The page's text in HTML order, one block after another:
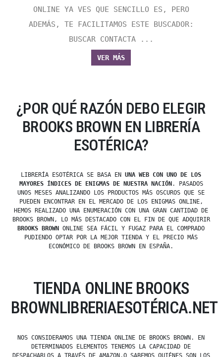
ONLINE YA VES QUE SENCILLO ES, PERO
ADEMÁS, TE FACILITAMOS ESTE BUSCADOR:
BUSCAR CONTACTA ...
VER MÁS
¿POR QUÉ RAZÓN DEBO ELEGIR
BROOKS BROWN EN LIBRERÍA
ESOTÉRICA?
LIBRERÍA ESOTÉRICA SE BASA EN UNA WEB CON UNO DE LOS
MAYORES ÍNDICES DE ENIGMAS DE NUESTRA NACIÓN . PASADOS
UNOS MESES ANALIZANDO LOS PRODUCTOS MÁS OSCUROS QUE SE
PUEDEN ENCONTRAR EN EL MERCADO DE LOS ENIGMAS ONLINE,
HEMOS REALIZADO UNA ENUMERACIÓN CON UNA GRAN CANTIDAD DE
BROOKS BROWN, LO MÁS DESTACADO CON EL FIN DE QUE ADQUIRIR
BROOKS BROWN
ONLINE SEA FÁCIL Y FUGAZ PARA EL COMPRADO
PUDIENDO OPTAR POR LA MEJOR TIENDA Y EL PRECIO MÁS
ECONÓMICO DE BROOKS BROWN EN ESPAÑA.
TIENDA ONLINE BROOKS
BROWNLIBRERIAESOTÉRICA.NET
NOS CONSIDERAMOS UNA TIENDA ONLINE DE BROOKS BROWN. EN
DETERMINADOS ELEMENTOS TENEMOS LA CAPACIDAD DE
DESPACHARLOS A TRAVÉS DE AMAZON,O SABEMOS QUIÉNES SON LOS